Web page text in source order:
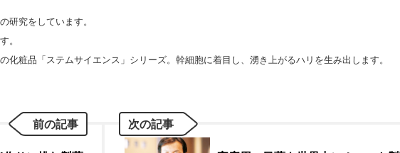
研究をしています。
。
粧品「ステムサイエンス」シリーズ。幹細胞に着目し、湧き上がるハリを生み出します。
前の記事 次の記事